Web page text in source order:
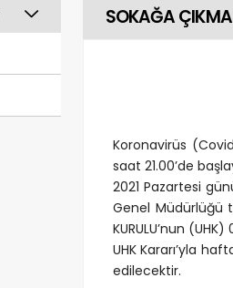
SOKAĞA ÇIKMA
Koronavirüs
saat 21.00’de
2021 Pazartesi
Genel Müdürlüğü
KURULU’nun
UHK Kararı’yla
edilecektir.